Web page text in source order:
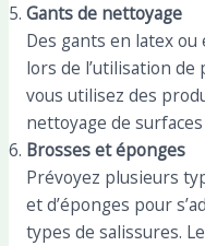
Gants de nettoyage
Des gants en latex
lors de l’utilisation
vous utilisez des
nettoyage de
Brosses et éponges
Prévoyez plusieurs
et d’éponges pour
types de salissures.